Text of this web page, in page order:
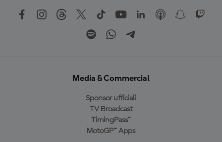
Media & Commercial
Sponsor ufficiali
TV Broadcast
TimingPass™
MotoGP™ Apps